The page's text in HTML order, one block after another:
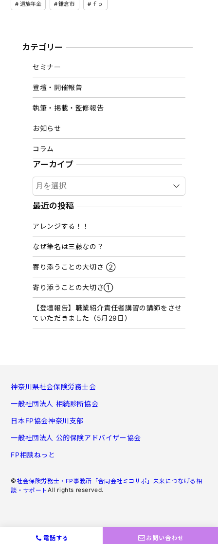
遺族年金 鎌倉市 ｆｐ
カテゴリー
セミナー
登壇・開催報告
執筆・掲載・監修報告
お知らせ
コラム
アーカイブ
ア
ー
カ
ブ
最近の投稿
アレンジする！！
なぜ筆名は三藤なの？
寄り添うことの大切さ ②
寄り添うことの大切さ①
【登壇報告】職業紹介責任者講習の講師をさせ
ていただきました（5月29日）
神奈川県社会保険労務士会
一般社団法人 相続診断協会
日本FP協会神奈川支部
一般社団法人 公的保険アドバイザー協会
FP相談ねっと
© 社会保険労務士・FP事務所「合同会社ミコサポ」未来につなげる相
談・サポート All rights reserved.
電話する お問い合わせ